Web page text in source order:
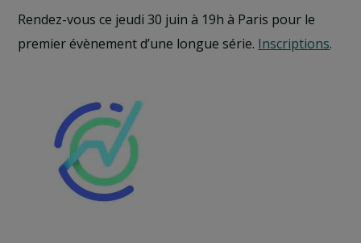
Rendez-vous ce jeudi 30 juin à 19h à Paris pour le
premier évènement d’une longue série. Inscriptions.